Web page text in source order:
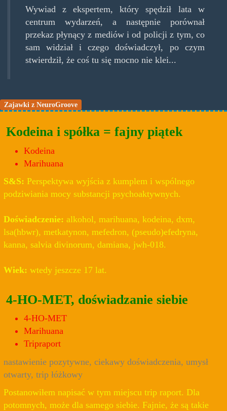
Wywiad z ekspertem, który spędził lata w
centrum wydarzeń, a następnie porównał
przekaz płynący z mediów i od policji z tym, co
sam widział i czego doświadczył, po czym
stwierdził, że coś tu się mocno nie klei...
Zajawki z NeuroGroove
Kodeina i spółka = fajny piątek
Kodeina
Marihuana
S&S: Perspektywa wyjścia z kumplem i wspólnego
podziwiania mocy substancji psychoaktywnych.
Doświadczenie: alkohol, marihuana, kodeina, dxm,
lsa(hbwr), metkatynon, mefedron, (pseudo)efedryna,
kanna, salvia divinorum, damiana, jwh-018.
Wiek: wtedy jeszcze 17 lat.
4-HO-MET, doświadzanie siebie
4-HO-MET
Marihuana
Tripraport
nastawienie pozytywne, ciekawy doświadczenia, umysł
otwarty, trip łóżkowy
Postanowiłem napisać w tym miejscu trip raport. Dla
potomnych, może dla samego siebie. Fajnie, że są takie